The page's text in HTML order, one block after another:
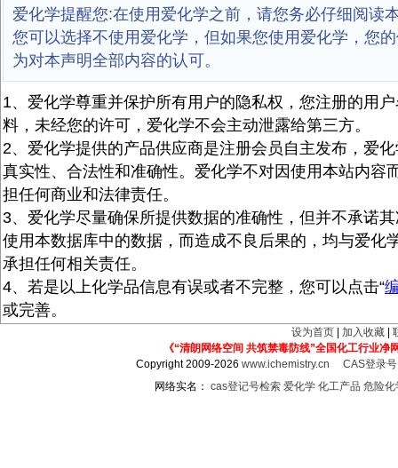
爱化学提醒您:在使用爱化学之前，请您务必仔细阅读
您可以选择不使用爱化学，但如果您使用爱化学，您
为对本声明全部内容的认可。
1、爱化学尊重并保护所有用户的隐私权，您注册的用
料，未经您的许可，爱化学不会主动泄露给第三方。
2、爱化学提供的产品供应商是注册会员自主发布，爱
真实性、合法性和准确性。爱化学不对因使用本站内容
担任何商业和法律责任。
3、爱化学尽量确保所提供数据的准确性，但并不承诺
使用本数据库中的数据，而造成不良后果的，均与爱化
承担任何相关责任。
4、若是以上化学品信息有误或者不完整，您可以点击“
或完善。
设为首页 加入收藏
《“清朗网络空间 共筑禁毒防线”全国化工行业净
Copyright 2009-2026www.ichemistry.cn
CAS登录
网络实名： cas登记号检索 爱化学 化工产品 危险化